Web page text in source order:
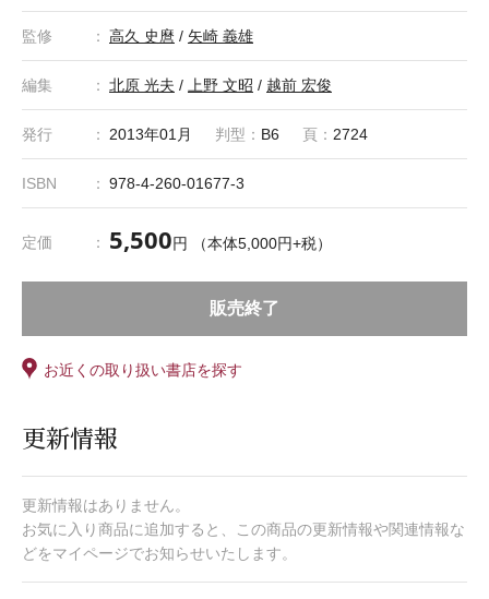
新薬を収録
この書籍には最新版があります。詳しくは
サイトをご覧ください。
監修 高久 史麿 / 矢崎 義雄
編集 北原 光夫 / 上野 文昭 / 越前 宏俊
発行 2013年01月 判型： B6 頁： 2724
ISBN 978-4-260-01677-3
定価 5,500円 （本体5,000円+税）
販売終了
お近くの取り扱い書店を探す
更新情報
更新情報はありません。
お気に入り商品に追加すると、この商品の更新情報や関連情報な
どをマイページでお知らせいたします。